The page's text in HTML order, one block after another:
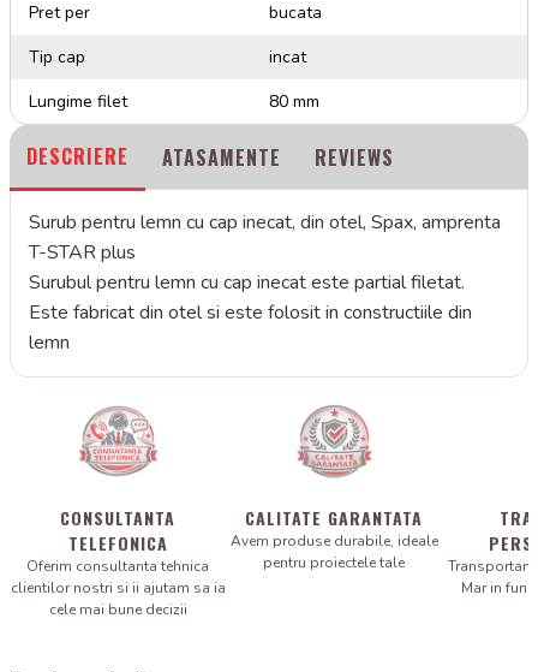
Pret per
bucata
Tip cap
incat
Lungime filet
80 mm
DESCRIERE ATASAMENTE REVIEWS
Surub pentru lemn cu cap inecat, din otel, Spax, amprenta
T-STAR plus
Surubul pentru lemn cu cap inecat este partial filetat.
Este fabricat din otel si este folosit in constructiile din
lemn
CONSULTANTA
TELEFONICA
Oferim consultanta tehnica
clientilor nostri si ii ajutam sa ia
cele mai bune decizii
CALITATE GARANTATA
Avem produse durabile, ideale
pentru proiectele tale
Mar in